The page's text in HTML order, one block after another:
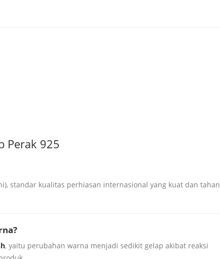
Perak 925
standar kualitas perhiasan internasional yang kuat dan tahan
, yaitu perubahan warna menjadi sedikit gelap akibat reaksi